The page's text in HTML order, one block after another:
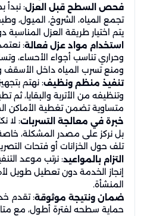
فحص السطح قبل العزل: نبدأ
تجمع المياه، الشروخ، الميول،
يتم اختيار طريقة العزل
استخدام مواد عزل فعالة:
وحراري تناسب أجواء الأحساء،
ومنع تسرب المياه داخل الأسقف
تنفيذ منظم ونظيف: نهتم
وتنظيفه من الأتربة والبقايا، ثم
متساوية تضمن تغطية الأماكن
خبرة في معالجة التسربات: لا
بل نركز على مصدر المشكلة،
تلف حول الخزانات أو فتحات
التزام بالمواعيد: نرتب موعد
إنجاز الخدمة دون تعطيل طويل
المنشأة.
ضمان ونتيجة موثوقة: تقدم
حماية سطحه لفترة أطول، مع